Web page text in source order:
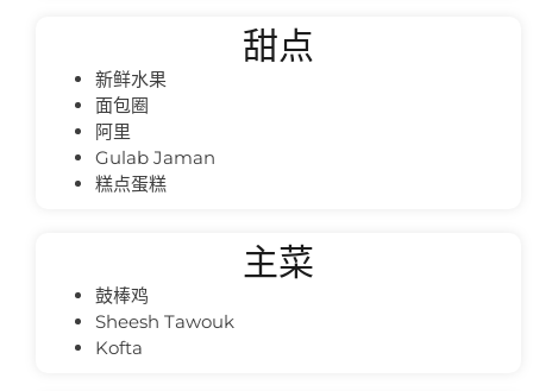
甜点
新鲜水果
面包圈
阿里
Gulab Jaman
糕点蛋糕
主菜
鼓棒鸡
Sheesh Tawouk
Kofta